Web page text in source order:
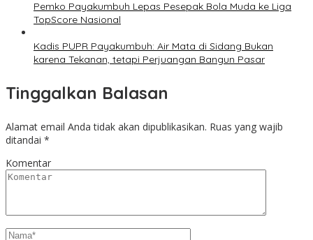
Pemko Payakumbuh Lepas Pesepak Bola Muda ke Liga
TopScore Nasional
Kadis PUPR Payakumbuh: Air Mata di Sidang Bukan
karena Tekanan, tetapi Perjuangan Bangun Pasar
Tinggalkan Balasan
Alamat email Anda tidak akan dipublikasikan. Ruas yang wajib
ditandai *
Komentar